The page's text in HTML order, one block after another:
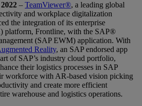
– TeamViewer®, a leading global
and workplace digitalization
the integration of its enterprise
platform, Frontline, with the SAP®
(SAP EWM) application. With
Reality, an SAP endorsed app
of SAP’s industry cloud portfolio,
their logistics processes in SAP
workforce with AR-based vision picking
and create more efficient
warehouse and logistics operations.